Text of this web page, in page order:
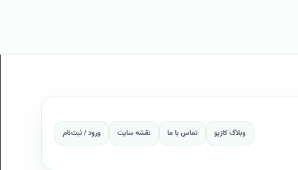
وبلاگ کازیو تماس با ما نقشه سایت ورود / ثبت‌نام